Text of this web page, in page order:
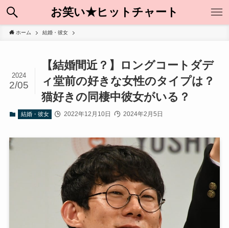
お笑い★ヒットチャート
ホーム 結婚・彼女
【結婚間近？】ロングコートダデ
ィ堂前の好きな女性のタイプは？
猫好きの同棲中彼女がいる？
2024
2/05
結婚・彼女 2022年12月10日 2024年2月5日